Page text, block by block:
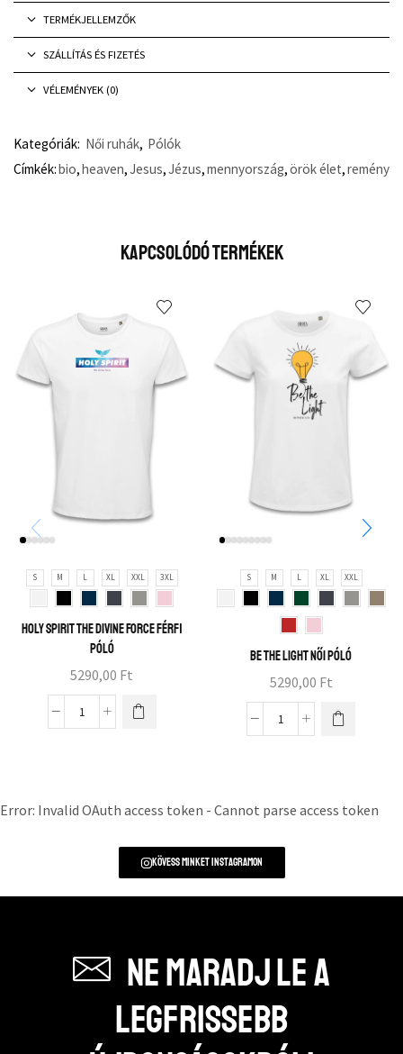
TERMÉKJELLEMZŐK
SZÁLLÍTÁS ÉS FIZETÉS
VÉLEMÉNYEK (0)
Kategóriák: Női ruhák, Pólók
Címkék:bio,heaven,Jesus,Jézus,mennyország,örök élet,remény
Kapcsolódó Termékek
S M L XL XXL 3XL
Holy spirit the divine force férfi
póló
5290,00 Ft
S M L XL XXL
Be the light női póló
5290,00 Ft
Error: Invalid OAuth access token - Cannot parse access token
Kövess minket instagramon
Ne maradj le a
legfrissebb